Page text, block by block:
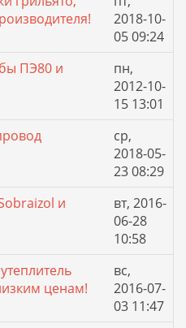
2018-10-
05 09:24
ПЭ80 и
пн,
2012-10-
15 13:01
ср,
2018-05-
23 08:29
и
вт, 2016-
06-28
10:58
ценам!
вс,
2016-07-
03 11:47